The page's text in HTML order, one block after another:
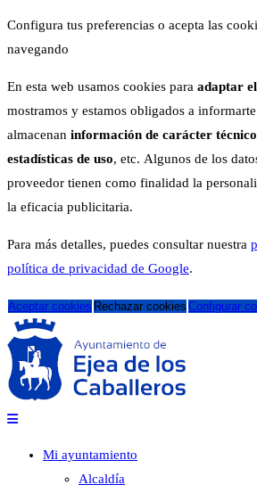
Configura tus preferencias o acepta las
navegando
En esta web usamos cookies para adaptar
mostramos y estamos obligados a
almacenan información de carácter
estadísticas de uso, etc. Algunos de los
proveedor tienen como finalidad la
la eficacia publicitaria.
Para más detalles, puedes consultar nuestra
política de privacidad de Google.
Aceptar cookies Rechazar cookies Configurar
Mi ayuntamiento
Alcaldía